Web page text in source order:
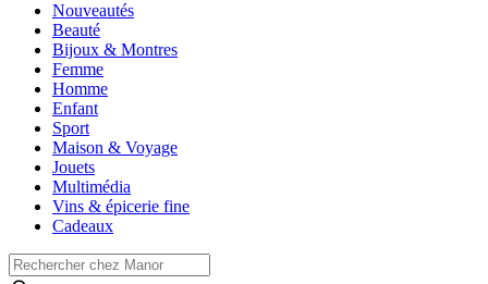
Nouveautés
Beauté
Bijoux & Montres
Femme
Homme
Enfant
Sport
Maison & Voyage
Jouets
Multimédia
Vins & épicerie fine
Cadeaux